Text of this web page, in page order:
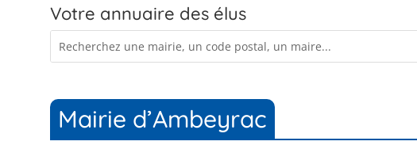
Votre annuaire des élus
Mairie d’Ambeyrac